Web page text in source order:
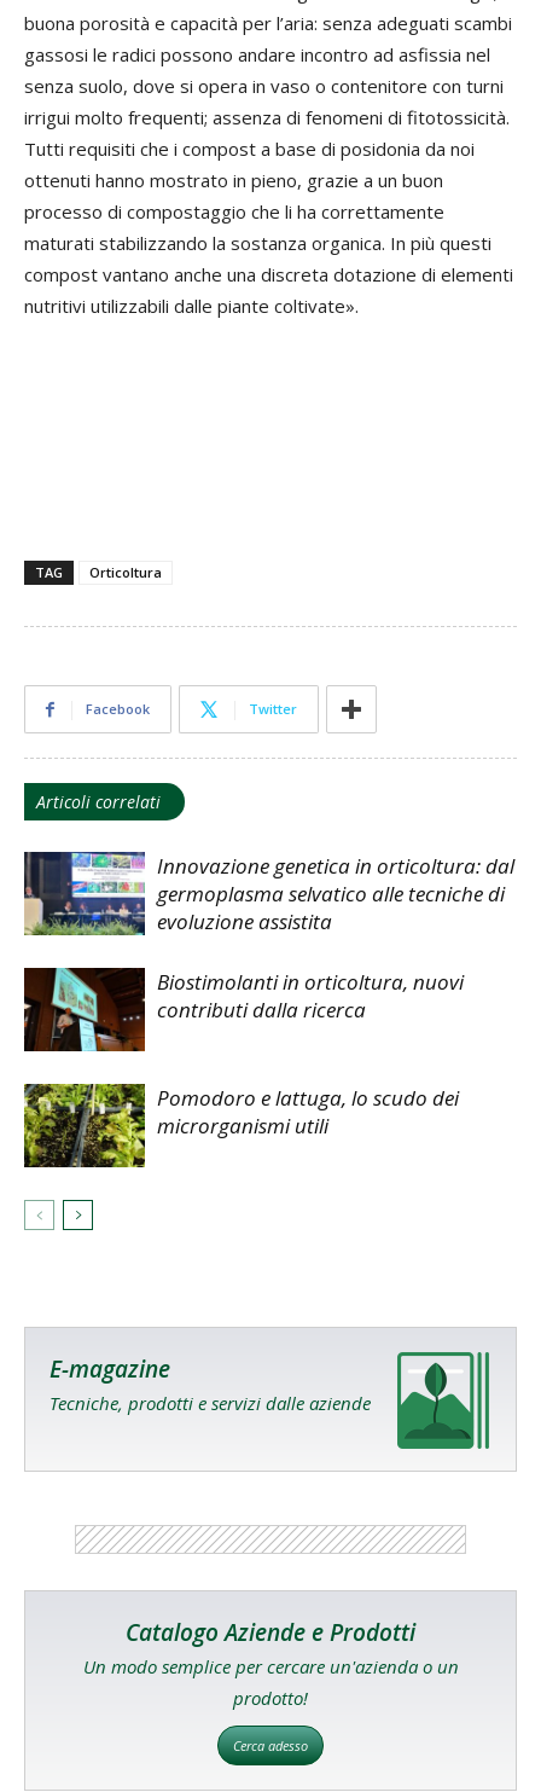
buona porosità e capacità per l’aria: senza adeguati scambi
gassosi le radici possono andare incontro ad asfissia nel
senza suolo, dove si opera in vaso o contenitore con turni
irrigui molto frequenti; assenza di fenomeni di fitotossicità.
Tutti requisiti che i compost a base di posidonia da noi
ottenuti hanno mostrato in pieno, grazie a un buon
processo di compostaggio che li ha correttamente
maturati stabilizzando la sostanza organica. In più questi
compost vantano anche una discreta dotazione di elementi
nutritivi utilizzabili dalle piante coltivate».
TAG Orticoltura
Facebook Twitter
Articoli correlati
Innovazione genetica in orticoltura: dal
germoplasma selvatico alle tecniche di
evoluzione assistita
Biostimolanti in orticoltura, nuovi
contributi dalla ricerca
Pomodoro e lattuga, lo scudo dei
microrganismi utili
E-magazine
Tecniche, prodotti e servizi dalle aziende
Catalogo Aziende e Prodotti
Un modo semplice per cercare un'azienda o un
prodotto!
Cerca adesso